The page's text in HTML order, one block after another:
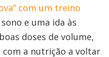
com um treino
e uma ida às
doses de volume,
com a nutrição a voltar